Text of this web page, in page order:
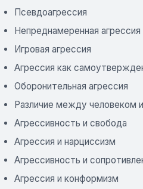
Псевдоагрессия
Непреднамеренная агрессия
Игровая агрессия
Агрессия как
Оборонительная агрессия
Различие между человеком
Агрессивность и свобода
Агрессия и нарциссизм
Агрессивность и
Агрессия и конформизм